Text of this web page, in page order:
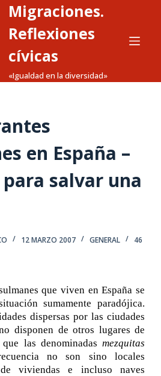
Migraciones.
Reflexiones
cívicas
«Igualdad en la diversidad»
en España –
salvar una
12 MARZO 2007 GENERAL
46
que viven en España se
sumamente paradójica.
dispersas por las ciudades
disponen de otros lugares de
las denominadasmezquitas
no son sino locales
viviendas e incluso naves